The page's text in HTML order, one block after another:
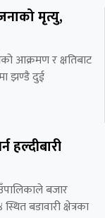
मृत्यु,
आक्रमण र क्षतिबाट
झण्डै दुई
हल्दीबारी
बजार
बडावारी क्षेत्रका